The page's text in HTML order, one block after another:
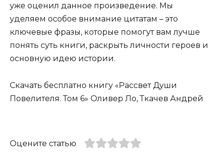
уже оценил данное произведение. Мы
уделяем особое внимание цитатам – это
ключевые фразы, которые помогут вам лучше
понять суть книги, раскрыть личности героев и
основную идею истории.
Скачать бесплатно книгу «Рассвет Души
Повелителя. Том 6» Оливер Ло, Ткачев Андрей
Оцените статью